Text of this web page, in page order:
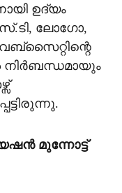
ഉദ്യം
ലോഗോ,
നിര്‍ബന്ധമായും
മുന്നോട്ട്